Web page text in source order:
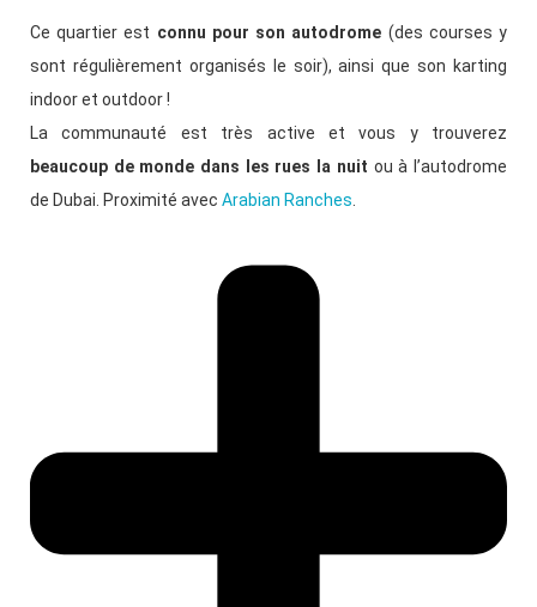
Ce quartier est connu pour son autodrome (des courses y
sont régulièrement organisés le soir), ainsi que son karting
indoor et outdoor !
La communauté est très active et vous y trouverez
beaucoup de monde dans les rues la nuit ou à l’autodrome
de Dubai. Proximité avec Arabian Ranches